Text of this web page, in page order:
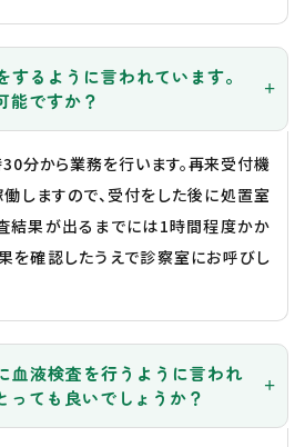
するように言われています。
能ですか？
分から業務を行います。再来受付機
しますので、受付をした後に処置室
結果が出るまでには1時間程度かか
を確認したうえで診察室にお呼びし
血液検査を行うように言われ
っても良いでしょうか？